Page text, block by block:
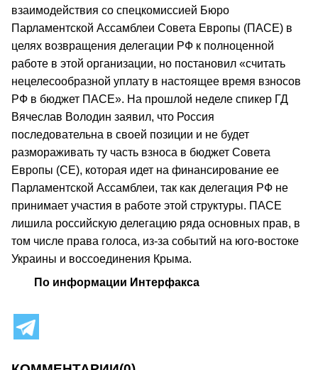
взаимодействия со спецкомиссией Бюро
Парламентской Ассамблеи Совета Европы (ПАСЕ) в
целях возвращения делегации РФ к полноценной
работе в этой организации, но постановил «считать
нецелесообразной уплату в настоящее время взносов
РФ в бюджет ПАСЕ». На прошлой неделе спикер ГД
Вячеслав Володин заявил, что Россия
последовательна в своей позиции и не будет
размораживать ту часть взноса в бюджет Совета
Европы (СЕ), которая идет на финансирование ее
Парламентской Ассамблеи, так как делегация РФ не
принимает участия в работе этой структуры. ПАСЕ
лишила российскую делегацию ряда основных прав, в
том числе права голоса, из-за событий на юго-востоке
Украины и воссоединения Крыма.
По информации Интерфакса